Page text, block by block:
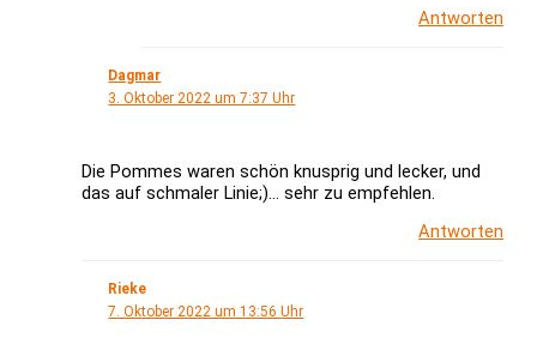
Antworten
Dagmar
3. Oktober 2022 um 7:37 Uhr
Die Pommes waren schön knusprig und lecker, und
das auf schmaler Linie;)… sehr zu empfehlen.
Antworten
Rieke
7. Oktober 2022 um 13:56 Uhr